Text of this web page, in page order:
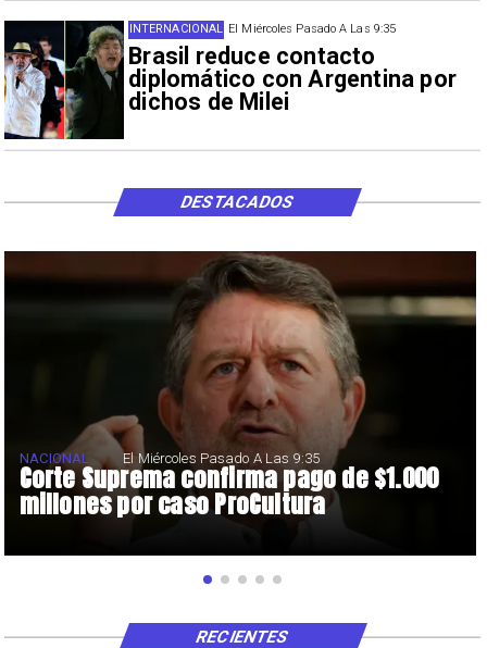
El Miércoles Pasado A Las 9:35
Brasil reduce contacto
diplomático con Argentina por
dichos de Milei
INTERNACIONAL
Corte Suprema confirma pago de $1.000
millones por caso ProCultura
NACIONAL El Miércoles Pasado A Las 9:35
DESTACADOS
RECIENTES